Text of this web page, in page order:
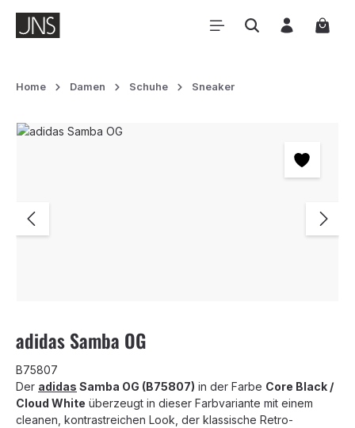
Zum Hauptinhalt springen
Home Damen Schuhe Sneaker
Bildergalerie überspringen
adidas Samba OG
B75807
Der adidas Samba OG (B75807) in der Farbe Core Black /
Cloud White überzeugt in dieser Farbvariante mit einem
cleanen, kontrastreichen Look, der klassische Retro-